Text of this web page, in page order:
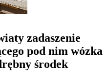
zadaszenie
pod nim wózka
środek